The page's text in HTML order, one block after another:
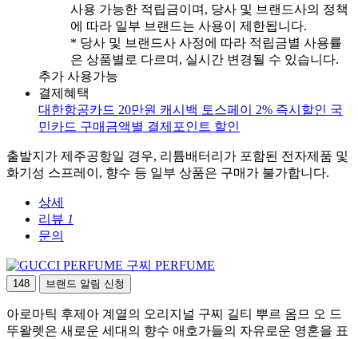
사용 가능한 적립금이며, 당사 및 브랜드사의 정책
에 따라 일부 브랜드는 사용이 제한됩니다.
* 당사 및 브랜드사 사정에 따라 적립금별 사용률
은 상품별로 다르며, 실시간 변경될 수 있습니다.
추가 사용가능
결제혜택
대한항공카드 20만원 캐시백 토스페이 2% 즉시할인 국
민카드 구매금액별 결제포인트 할인
출발지가 제주공항일 경우, 리튬배터리가 포함된 전자제품 및
화기성 스프레이, 향수 등 일부 상품은 구매가 불가합니다.
상세
리뷰 1
문의
구찌 PERFUME
148 브랜드 알림 신청
아로마틱 후제아 계열의 오리지널 구찌 길티 뿌르 옴므 오 드
뚜왈렛은 새로운 세대의 향수 애호가들의 자유로운 영혼을 표